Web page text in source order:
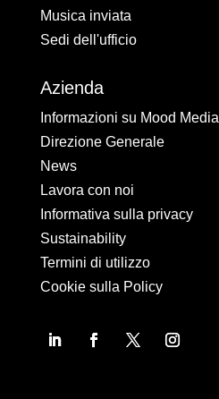
Musica inviata
Sedi dell'ufficio
Azienda
Informazioni su Mood Media
Direzione Generale
News
Lavora con noi
Informativa sulla privacy
Sustainability
Termini di utilizzo
Cookie sulla Policy